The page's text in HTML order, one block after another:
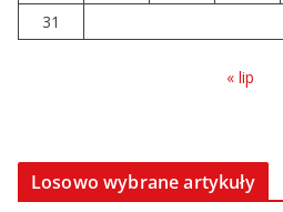
31
« lip
Losowo wybrane artykuły